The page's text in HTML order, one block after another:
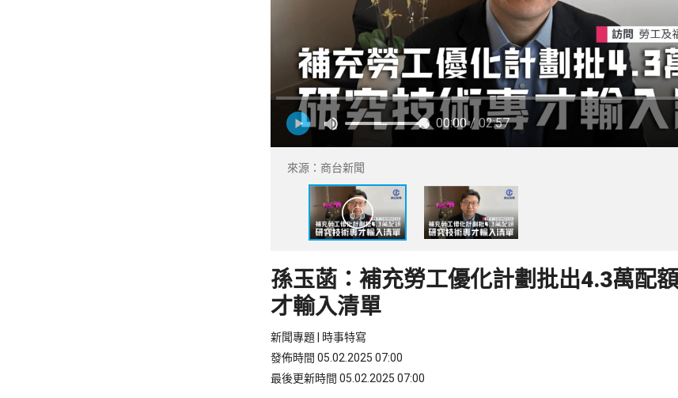
00:00/ 02:57
來源：商台新聞
孫玉菡：補充勞工優化計劃批出4.3萬配
才輸入清單
新聞專題 | 時事特寫
發佈時間 05.02.2025 07:00
最後更新時間 05.02.2025 07:00